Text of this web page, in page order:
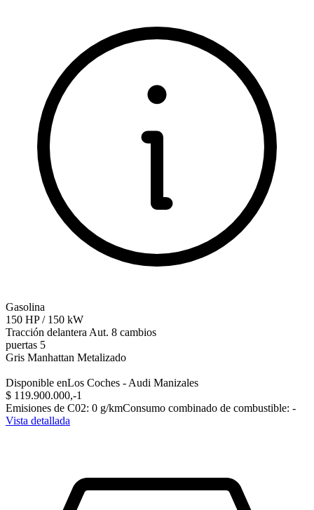
Gasolina
150 HP/ 150 kW
Tracción delantera Aut. 8 cambios
puertas 5
Gris Manhattan Metalizado
Disponible enLos Coches - Audi Manizales
$ 119.900.000,-‍1
Emisiones de C02: 0 g/kmConsumo combinado de combustible: -
Vista detallada